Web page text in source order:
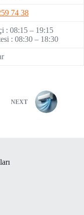
74 38
: 08:15 – 19:15
: 08:30 – 18:30
NEXT